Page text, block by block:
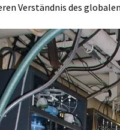
Verständnis des